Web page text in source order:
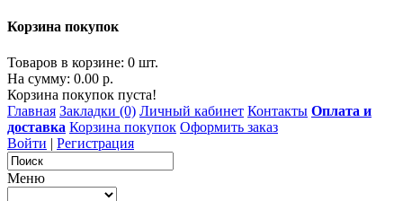
Корзина покупок
Товаров в корзине: 0 шт.
На сумму: 0.00 р.
Корзина покупок пуста!
Главная Закладки (0) Личный кабинет Контакты Оплата и
доставка Корзина покупок Оформить заказ
Войти | Регистрация
Меню